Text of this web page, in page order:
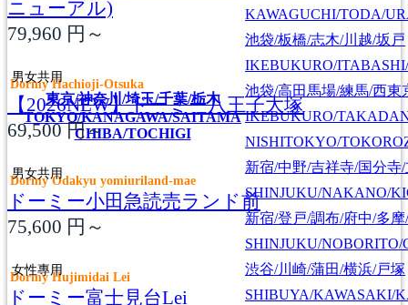
東京/神奈川/埼玉/千葉/栃木
TOKYO/KANAGAWA/SAITAMA
CHIBA/TOCHIGI
KAWAGUCHI/TODA/
池袋/板橋/志木/川越/坂戸
IKEBUKURO/
池袋/高田馬場/練馬/西東
IKEBUKURO/
NISHITOKYO/
新宿/中野/吉祥寺/国分寺
SHINJUKU/NAKANO/
新宿/登戸/調布/府中/多
SHINJUKU/
渋谷/川崎/蒲田/横浜/戸塚
SHIBUYA/KAWASAKI/
ニューアル)
79,960 円～
男女共用
Dormy Hachioji-Otsuka
【2026NEW】ドーミー八王子大塚
69,500円～
男女共用
Dormy Odakyu yomiuriland-mae
ドーミー小田急読売ランド前
75,600 円～
女性專用
Dormy Hujimidai Lei
ドーミー富士見台Lei